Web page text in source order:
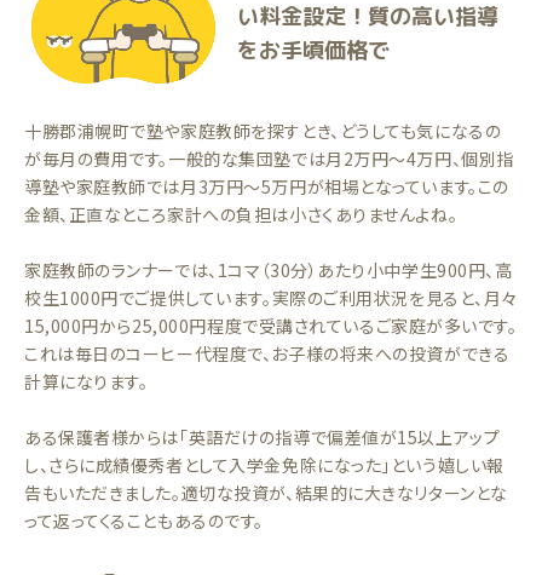
い料金設定！質の高い指導
をお手頃価格で
十勝郡浦幌町で塾や家庭教師を探すとき、どうしても気になるの
が毎月の費用です。一般的な集団塾では月2万円〜4万円、個別指
導塾や家庭教師では月3万円〜5万円が相場となっています。この
金額、正直なところ家計への負担は小さくありませんよね。
家庭教師のランナーでは、1コマ（30分）あたり小中学生900円、高
校生1000円でご提供しています。実際のご利用状況を見ると、月々
15,000円から25,000円程度で受講されているご家庭が多いです。
これは毎日のコーヒー代程度で、お子様の将来への投資ができる
計算になります。
ある保護者様からは「英語だけの指導で偏差値が15以上アップ
し、さらに成績優秀者として入学金免除になった」という嬉しい報
告もいただきました。適切な投資が、結果的に大きなリターンとな
って返ってくることもあるのです。